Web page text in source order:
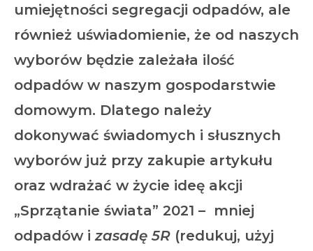
umiejętności segregacji odpadów, ale
również uświadomienie, że od naszych
wyborów będzie zależała ilość
odpadów w naszym gospodarstwie
domowym. Dlatego należy
dokonywać świadomych i słusznych
wyborów już przy zakupie artykułu
oraz wdrażać w życie ideę akcji
„Sprzątanie świata” 2021 – mniej
odpadów izasadę 5R (redukuj, użyj